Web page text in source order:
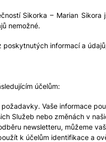
Sikorka – Marian
nemožné.
informací a
účelům:
Vaše informace
Služeb nebo změnách v
newsletteru, můžeme
k účelům identifikace a